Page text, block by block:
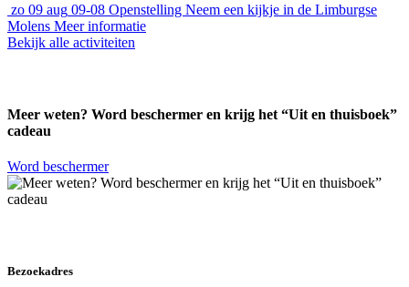
zo 09 aug 09-08 Openstelling Neem een kijkje in de Limburgse
Molens Meer informatie
Bekijk alle activiteiten
Meer weten? Word beschermer en krijg het “Uit en thuisboek”
cadeau
Word beschermer
Bezoekadres